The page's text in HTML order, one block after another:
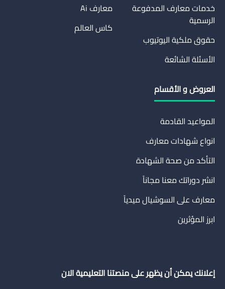
خدمات معارف المدفوعة
الرسمية
حقوق ملكية اليوتيوب
الأسئلة الشائعة
معارف Ai
كاس العالم
العروض و الأقسام
المواعيد القادمة
انواع شهادات معارف
التأكد من صحة الشهادة
انشر دوراتك معنا مجاناً
معارف على السوشيال ميدياً
ابرز المؤثرين
إعلانك يمكن أن يظهر على منصتنا التعليمية الان